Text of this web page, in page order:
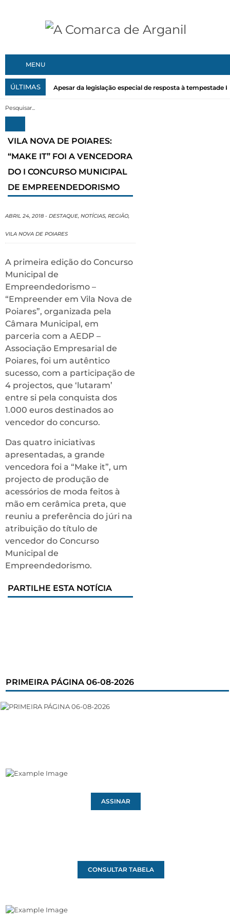
MENU
ÚLTIMAS Apesar da legislação especial de resposta à tempestade
VILA NOVA DE POIARES:
“MAKE IT” FOI A VENCEDORA
DO I CONCURSO MUNICIPAL
DE EMPREENDEDORISMO
ABRIL 24, 2018 - DESTAQUE, NOTÍCIAS, REGIÃO,
VILA NOVA DE POIARES
A primeira edição do Concurso
Municipal de
Empreendedorismo –
“Empreender em Vila Nova de
Poiares”, organizada pela
Câmara Municipal, em
parceria com a AEDP –
Associação Empresarial de
Poiares, foi um autêntico
sucesso, com a participação de
4 projectos, que ‘lutaram’
entre si pela conquista dos
1.000 euros destinados ao
vencedor do concurso.
Das quatro iniciativas
apresentadas, a grande
vencedora foi a “Make it”, um
projecto de produção de
acessórios de moda feitos à
mão em cerâmica preta, que
reuniu a preferência do júri na
atribuição do título de
vencedor do Concurso
Municipal de
Empreendedorismo.
PARTILHE ESTA NOTÍCIA
PRIMEIRA PÁGINA 06-08-2026
ASSINAR
CONSULTAR TABELA